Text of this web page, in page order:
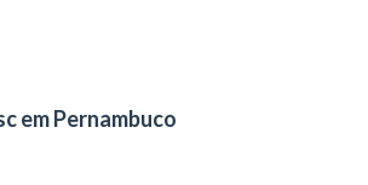
em Pernambuco